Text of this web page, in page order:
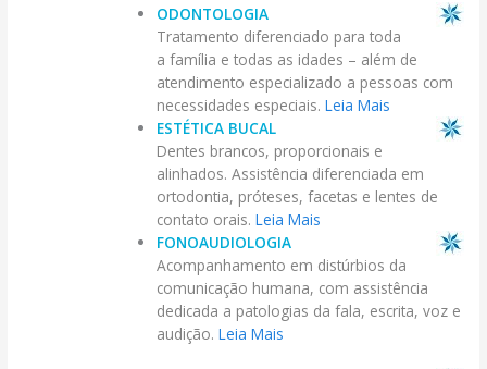
ODONTOLOGIA
Tratamento diferenciado para toda
a família e todas as idades – além de
atendimento especializado a pessoas com
necessidades especiais.Leia Mais
ESTÉTICA BUCAL
Dentes brancos, proporcionais e
alinhados. Assistência diferenciada em
ortodontia, próteses, facetas e lentes de
contato orais. Leia Mais
FONOAUDIOLOGIA
Acompanhamento em distúrbios da
comunicação humana, com assistência
dedicada a patologias da fala, escrita, voz e
audição. Leia Mais